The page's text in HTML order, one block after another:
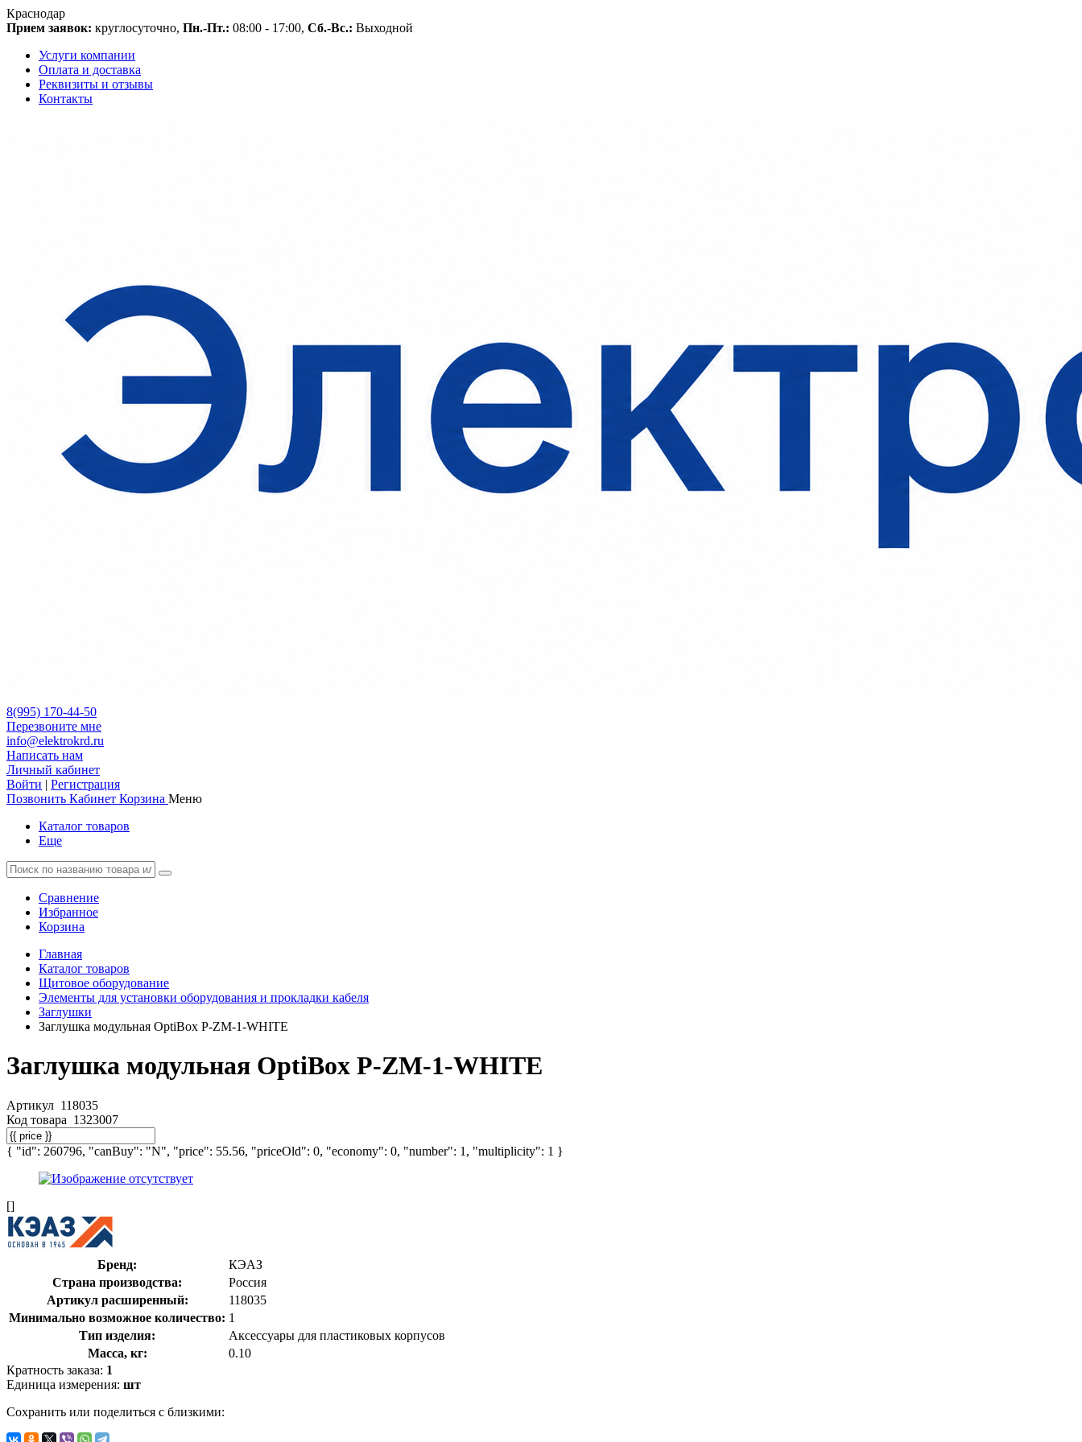
Краснодар
Прием заявок: круглосуточно, Пн.-Пт.: 08:00 - 17:00, Сб.-Вс.: Выходной
Услуги компании
Оплата и доставка
Реквизиты и отзывы
Контакты
8(995) 170-44-50
Перезвоните мне
info@elektrokrd.ru
Написать нам
Личный кабинет
Войти | Регистрация
Позвонить Кабинет Корзина Меню
Каталог товаров
Еще
Сравнение
Избранное
Корзина
Главная
Каталог товаров
Щитовое оборудование
Элементы для установки оборудования и прокладки кабеля
Заглушки
Заглушка модульная OptiBox P-ZM-1-WHITE
Заглушка модульная OptiBox P-ZM-1-WHITE
Артикул 118035
Код товара 1323007
{ "id": 260796, "canBuy": "N", "price": 55.56, "priceOld": 0, "economy": 0, "number": 1, "multiplicity": 1 }
[]
Бренд:
КЭАЗ
Страна производства:
Россия
Артикул расширенный:
118035
Минимально возможное количество: 1
Тип изделия:
Аксессуары для пластиковых корпусов
Масса, кг:
0.10
Кратность заказа: 1
Единица измерения: шт
Сохранить или поделиться с близкими: